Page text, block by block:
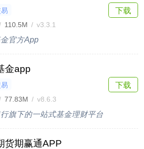
110.5M / v3.3.1
官方App
下载
金app
77.83M / v8.6.3
旗下的一站式基金理财平台
下载
货期赢通APP